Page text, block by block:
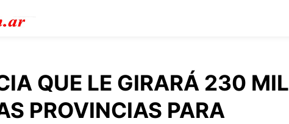
QUE LE GIRARÁ 230 MIL
PROVINCIAS PARA